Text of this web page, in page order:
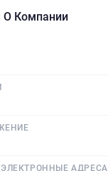
Компании
АДРЕСА